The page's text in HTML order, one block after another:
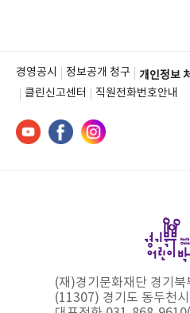
경영공시 정보공개 청구 개인정보
클린신고센터
직원전화번호안내
(재)경기문화재단 경기북
(11307) 경기도 동두천